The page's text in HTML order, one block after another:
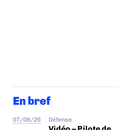
En bref
07/08/26 Défense